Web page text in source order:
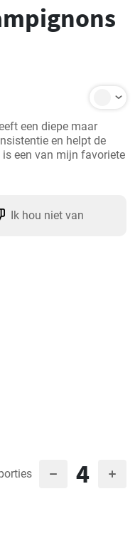
een diepe maar
en helpt de
een van mijn favoriete
Ik hou niet van
4